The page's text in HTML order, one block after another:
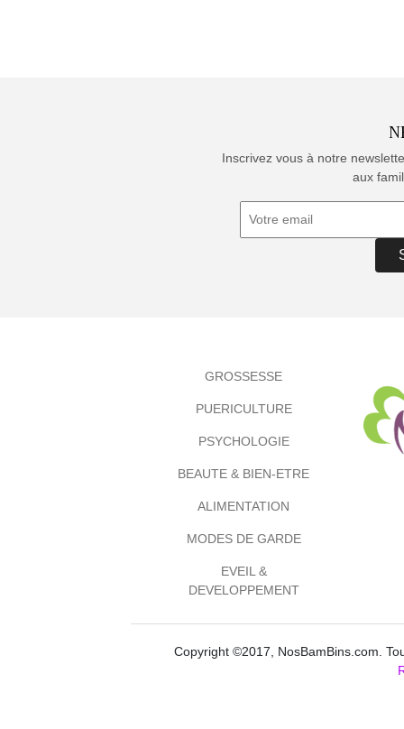
Inscrivez vous à notre
aux
GROSSESSE
PUERICULTURE
PSYCHOLOGIE
BEAUTE & BIEN-ETRE
ALIMENTATION
MODES DE GARDE
EVEIL &
DEVELOPPEMENT
Copyright ©2017, NosBamBins.com.